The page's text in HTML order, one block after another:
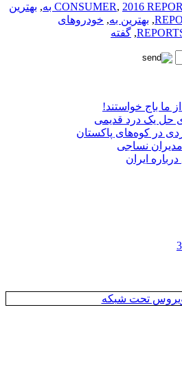
, 2016
, بهترین
, بهترین به, خودرو‌های
, گفته
از ما باج خواستند!
حل یک درد قدیمی
در کوه‌های پاکستان
مدیران نساجی
ایران
ویروس تحت شبکه